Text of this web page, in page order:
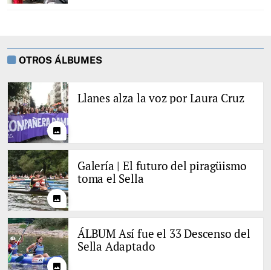
OTROS ÁLBUMES
photo
Llanes alza la voz por Laura Cruz
photo
Galería | El futuro del piragüismo
toma el Sella
photo
ÁLBUM Así fue el 33 Descenso del
Sella Adaptado